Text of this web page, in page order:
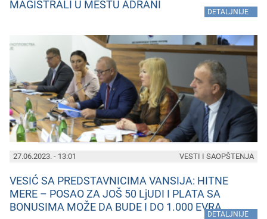
MAGISTRALI U MESTU ADRANI
DETALJNIJE
27.06.2023. - 13:01
VESIĆ SA PREDSTAVNICIMA VANSIJA: HITNE
MERE – POSAO ZA JOŠ 50 LjUDI I PLATA SA
BONUSIMA MOŽE DA BUDE I DO 1.000 EVRA
DETALJNIJE
VESTI I SAOPŠTENJA